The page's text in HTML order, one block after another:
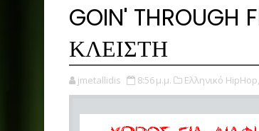
GOIN' THROUGH
ΚΛΕΙΣΤΗ
jmetallidis 8:56 μ.μ. Ελληνικό HipHop,